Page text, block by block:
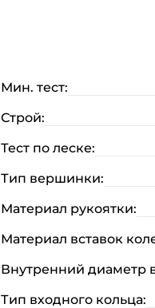
Мин. тест:
Строй:
Тест по леске:
Тип вершинки:
Материал рукоятки:
Материал вставок
Внутренний диаметр
Тип входного кольца: